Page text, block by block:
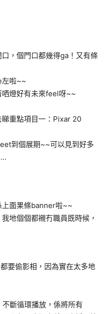
，個門口都幾得ga！又有條
左啦~~
哂燈好有未來feel呀~~
重點項目一：Pixar 20
到個展期~~可以見到好多
上面果條banner啦~~
地個個都襯冇職員既時候，
要偷影相，因為實在太多地
斷循環播放，係將所有